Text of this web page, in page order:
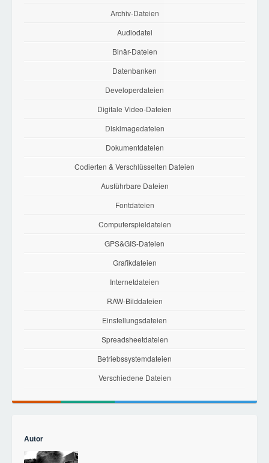
Archiv-Dateien
Audiodatei
Binär-Dateien
Datenbanken
Developerdateien
Digitale Video-Dateien
Diskimagedateien
Dokumentdateien
Codierten & Verschlüsselten Dateien
Ausführbare Dateien
Fontdateien
Computerspieldateien
GPS&GIS-Dateien
Grafikdateien
Internetdateien
RAW-Bilddateien
Einstellungsdateien
Spreadsheetdateien
Betriebssystemdateien
Verschiedene Dateien
Autor